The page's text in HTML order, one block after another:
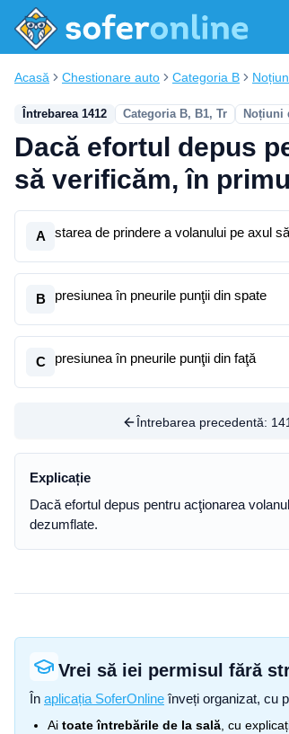
Acasă Chestionare auto Categoria B
Întrebarea 1412 Categoria B, B1, Tr Noțiuni
Dacă efortul depus
să verificăm, în
A starea de prindere a volanului pe axul
B presiunea în pneurile punţii din spate
C presiunea în pneurile punţii din faţă
Întrebarea precedentă:
Explicație
Dacă efortul depus pentru acţionarea
dezumflate.
Vrei să iei permisul fără
În aplicația SoferOnline înveți organizat, cu
Ai toate întrebările de la sală , cu